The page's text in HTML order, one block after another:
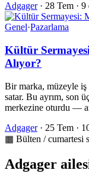
Adgager · 28 Tem · 9
Genel·Pazarlama
Kültür
Alıyor?
Bir marka, müzeyle iş
satar. Bu ayrım, son
merkezine oturdu —
Adgager · 25 Tem ·
▦ Bülten / cumartesi
Adgager